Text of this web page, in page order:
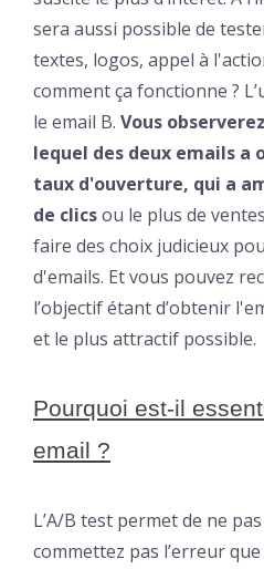
sera aussi possible de
textes, logos, appel à
comment ça fonctionne ?
le email B. Vous
lequel des deux emails a
taux d'ouverture, qui a
de clicsou le plus de
faire des choix judicieux
d'emails. Et vous pouvez
l’objectif étant d’obtenir
et le plus attractif possible.
Pourquoi est-il
email ?
L’A/B test permet de ne
commettez pas l’erreur